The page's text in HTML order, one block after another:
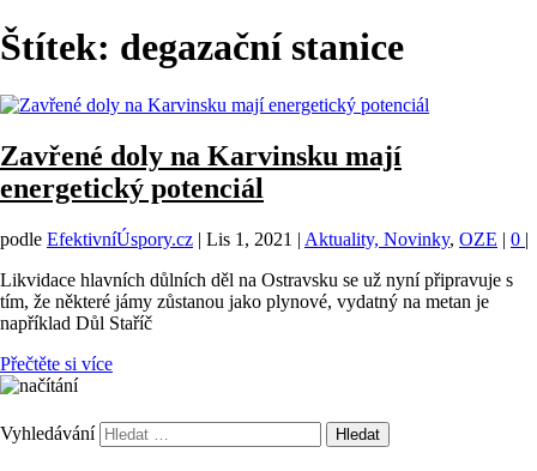
Štítek: degazační stanice
Zavřené doly na Karvinsku mají
energetický potenciál
podle EfektivníÚspory.cz | Lis 1, 2021 | Aktuality, Novinky, OZE | 0 |
Likvidace hlavních důlních děl na Ostravsku se už nyní připravuje s
tím, že některé jámy zůstanou jako plynové, vydatný na metan je
například Důl Staříč
Přečtěte si více
Vyhledávání